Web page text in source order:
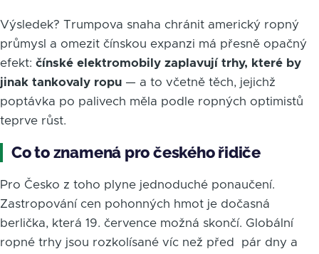
Výsledek? Trumpova snaha chránit americký ropný
průmysl a omezit čínskou expanzi má přesně opačný
efekt: čínské elektromobily zaplavují trhy, které by
jinak tankovaly ropu — a to včetně těch, jejichž
poptávka po palivech měla podle ropných optimistů
teprve růst.
Co to znamená pro českého řidiče
Pro Česko z toho plyne jednoduché ponaučení.
Zastropování cen pohonných hmot je dočasná
berlička, která 19. července možná skončí. Globální
ropné trhy jsou rozkolísané víc než před pár dny a